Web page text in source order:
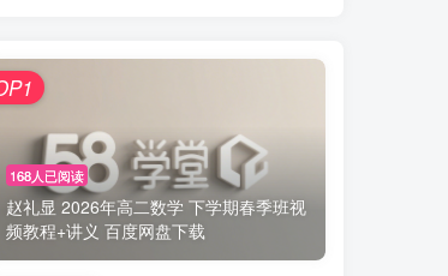
168人已阅读
赵礼显 2026年高二数学 下学期春季班视
频教程+讲义 百度网盘下载